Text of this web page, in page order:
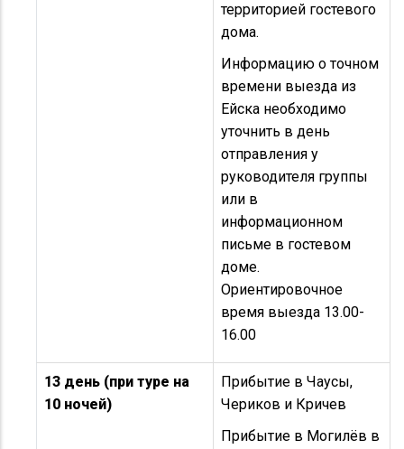
территорией гостевого
дома.
Информацию о точном
времени выезда из
Ейска необходимо
уточнить в день
отправления у
руководителя группы
или в
информационном
письме в гостевом
доме.
Ориентировочное
время выезда 13.00-
16.00
13 день (при туре на
10 ночей)
Прибытие в Чаусы,
Чериков и Кричев
Прибытие в Могилёв в